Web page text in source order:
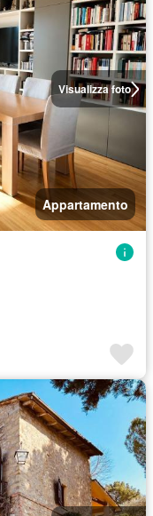
Visualizza foto
Appartamento